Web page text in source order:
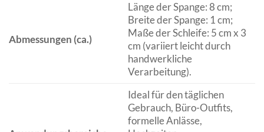
Abmessungen (ca.)
Länge der Spange: 8 cm;
Breite der Spange: 1 cm;
Maße der Schleife: 5 cm x 3
cm (variiert leicht durch
handwerkliche
Verarbeitung).
Ideal für den täglichen
Gebrauch, Büro-Outfits,
formelle Anlässe,